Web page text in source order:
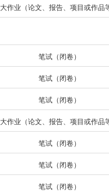
大作业（论文、报告、项目或作品
笔试（闭卷）
笔试（闭卷）
笔试（闭卷）
大作业（论文、报告、项目或作品
笔试（闭卷）
笔试（闭卷）
笔试（闭卷）